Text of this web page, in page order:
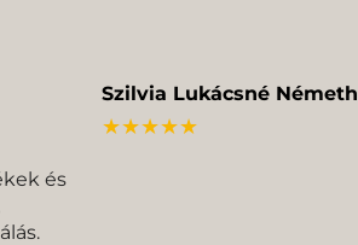
és
Szilvia Lukácsné Németh
★★★★★